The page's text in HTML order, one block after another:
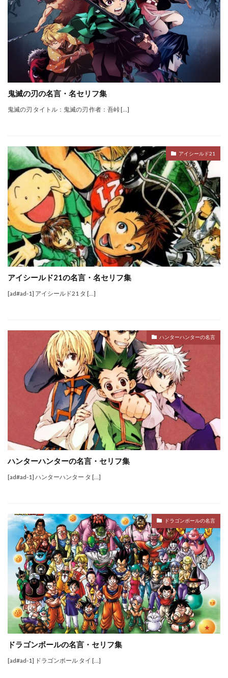
鬼滅の刃の名言・名セリフ集
鬼滅の刃 タイトル：鬼滅の刃 作者：吾峠 […]
アイシールド21
アイシールド21の名言・名セリフ集
[ad#ad-1] アイシールド21 タ […]
ハンターハンターの名言
ハンターハンターの名言・セリフ集
[ad#ad-1] ハンターハンター タ […]
ドラゴンボールの名言
ドラゴンボールの名言・セリフ集
[ad#ad-1] ドラゴンボール タイ […]